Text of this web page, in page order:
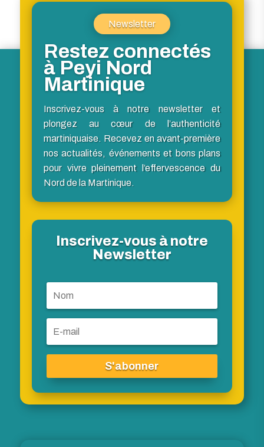
Newsletter
Restez connectés
à Peyi Nord
Martinique
Inscrivez-vous à notre newsletter et
plongez au cœur de l’authenticité
martiniquaise. Recevez en avant-première
nos actualités, événements et bons plans
pour vivre pleinement l’effervescence du
Nord de la Martinique.
Inscrivez-vous à notre
Newsletter
S'abonner